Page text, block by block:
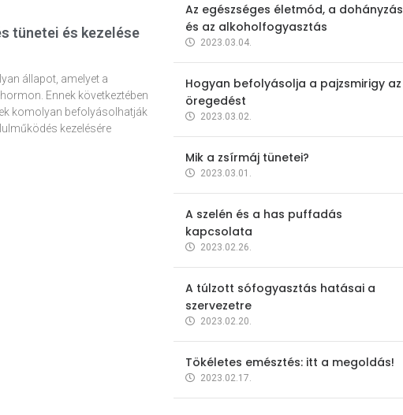
tünetei és kezelése
állapot, amelyet a
Ennek következtében
komolyan befolyásolhatják
kezelésére
Az egészséges életmód, a dohányzás
és az alkoholfogyasztás
2023.03.04.
Hogyan befolyásolja a pajzsmirigy az
öregedést
2023.03.02.
Mik a zsírmáj tünetei?
2023.03.01.
A szelén és a has puffadás
kapcsolata
2023.02.26.
A túlzott sófogyasztás hatásai a
szervezetre
2023.02.20.
Tökéletes emésztés: itt a megoldás!
2023.02.17.